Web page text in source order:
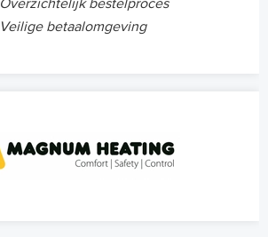
Overzichtelijk bestelproces
Veilige betaalomgeving